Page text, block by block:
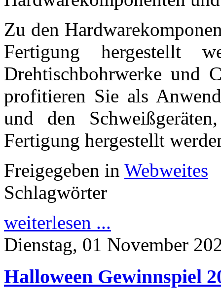
Zu den
Fertigung hergestellt
Drehtischbohrwerke und
profitieren Sie als
und den
Fertigung hergestellt
Freigegeben in Webweites
Schlagwörter
weiterlesen ...
Dienstag, 01 November
Halloween Gewinnspiel